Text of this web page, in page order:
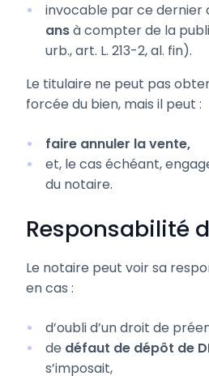
invocable par ce dernier
ansà compter de la
urb., art. L. 213-2, al. fin).
Le titulaire ne peut pas
forcée du bien, mais il peut :
faire annuler la vente,
et, le cas échéant,
du notaire.
Responsabilité
Le notaire peut voir sa
en cas :
d’oubli d’un droit de
de défaut de dépôt de
s’imposait,